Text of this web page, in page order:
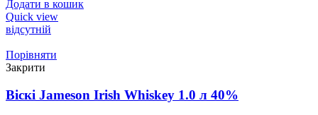
Додати в кошик
Quick view
відсутній
Порівняти
Закрити
Віскі Jameson Irish Whiskey 1.0 л 40%